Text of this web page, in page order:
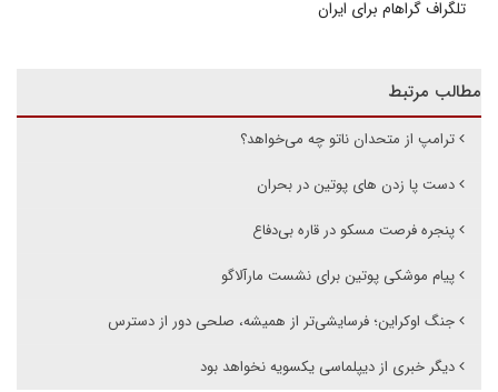
تلگراف گراهام برای ایران
مطالب مرتبط
ترامپ از متحدان ناتو چه می‌خواهد؟
دست پا زدن های پوتین در بحران
پنجره فرصت مسکو در قاره بی‌دفاع
پیام موشکی پوتین برای نشست مارآلاگو
جنگ اوکراین؛ فرسایشی‌تر از همیشه، صلحی دور از دسترس
دیگر خبری از دیپلماسی یکسویه نخواهد بود